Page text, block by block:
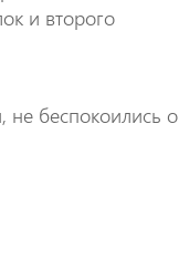
и второго
не беспокоились о